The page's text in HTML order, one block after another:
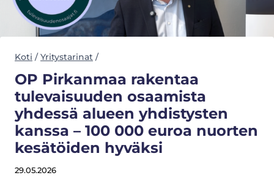
Koti / Yritystarinat /
OP Pirkanmaa rakentaa
tulevaisuuden osaamista
yhdessä alueen yhdistysten
kanssa – 100 000 euroa nuorten
kesätöiden hyväksi
29.05.2026